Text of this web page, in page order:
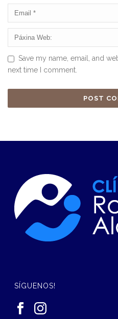
Save my name, email, and
next time I comment.
SÍGUENOS!